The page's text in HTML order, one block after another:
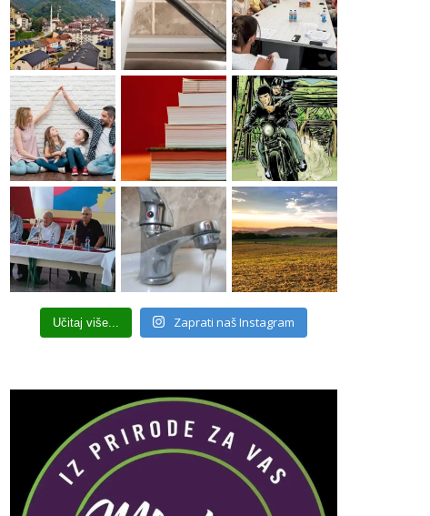
Učitaj više... Zaprati naš Instagram